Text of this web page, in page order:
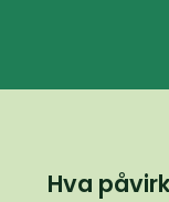
Hva